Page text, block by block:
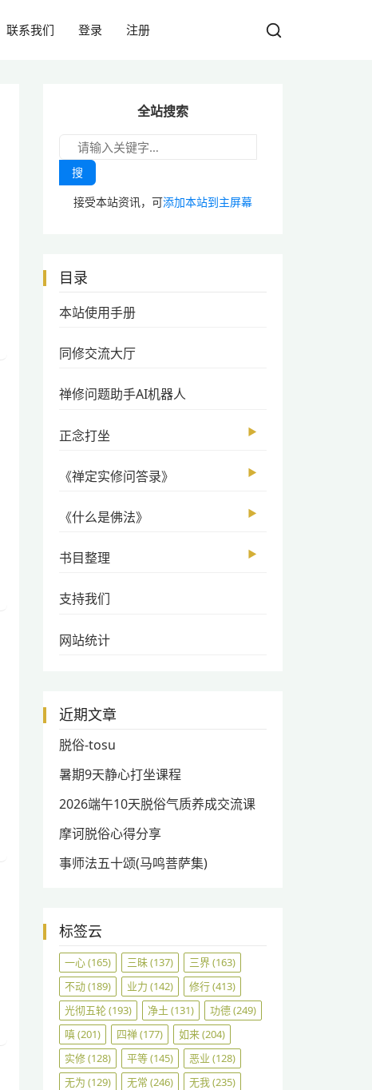
联系我们 登录 注册
全站搜索
搜
接受本站资讯，可添加本站到主屏幕
目录
本站使用手册
同修交流大厅
禅修问题助手AI机器人
正念打坐 ▶
《禅定实修问答录》 ▶
《什么是佛法》 ▶
书目整理 ▶
支持我们
网站统计
近期文章
脱俗-tosu
暑期9天静心打坐课程
2026端午10天脱俗气质养成交流课
摩诃脱俗心得分享
事师法五十颂(马鸣菩萨集)
标签云
一心(165) 三昧(137) 三界(163)
不动(189) 业力 (142) 修行(413)
光彻五轮(193) 净土 (131) 功德(249)
嗔(201) 四禅(177) 如来(204)
实修(128) 平等(145) 恶业 (128)
无为 (129) 无常 (246) 无我(235)